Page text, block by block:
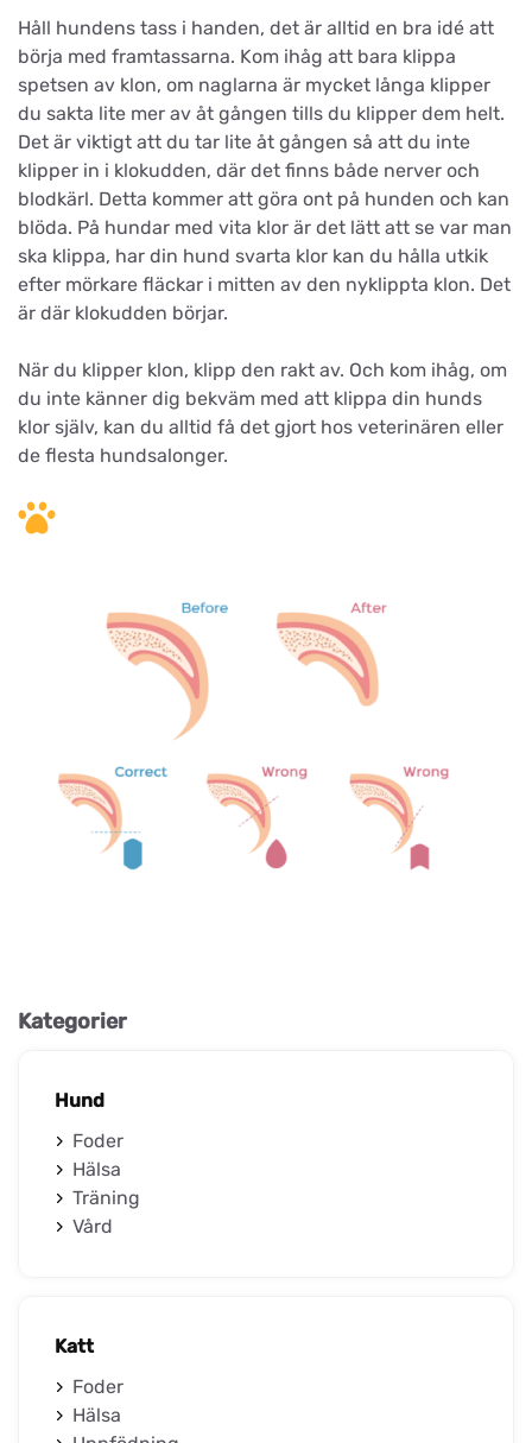
Håll hundens tass i handen, det är alltid en bra idé att
börja med framtassarna. Kom ihåg att bara klippa
spetsen av klon, om naglarna är mycket långa klipper
du sakta lite mer av åt gången tills du klipper dem helt.
Det är viktigt att du tar lite åt gången så att du inte
klipper in i klokudden, där det finns både nerver och
blodkärl. Detta kommer att göra ont på hunden och kan
blöda. På hundar med vita klor är det lätt att se var man
ska klippa, har din hund svarta klor kan du hålla utkik
efter mörkare fläckar i mitten av den nyklippta klon. Det
är där klokudden börjar.
När du klipper klon, klipp den rakt av. Och kom ihåg, om
du inte känner dig bekväm med att klippa din hunds
klor själv, kan du alltid få det gjort hos veterinären eller
de flesta hundsalonger.
Kategorier
Hund
Foder
Hälsa
Träning
Vård
Katt
Foder
Hälsa